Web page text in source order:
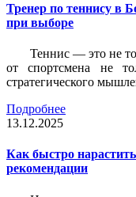
Тренер по теннису в
при выборе
Теннис — это не
от спортсмена не
стратегического
Подробнее
13.12.2025
Как быстро
рекомендации